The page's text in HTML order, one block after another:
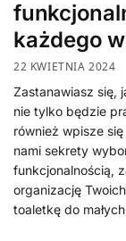
każdego
22 KWIETNIA 2024
Zastanawiasz się,
nie tylko będzie
również wpisze
nami sekrety
funkcjonalnością,
organizację
toaletkę do